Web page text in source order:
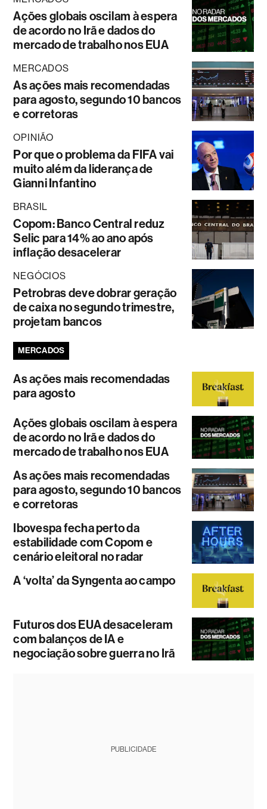
Ações globais oscilam à espera
de acordo no Irã e dados do
mercado de trabalho nos EUA
MERCADOS
As ações mais recomendadas
para agosto, segundo 10 bancos
e corretoras
OPINIÃO
Por que o problema da FIFA vai
muito além da liderança de
Gianni Infantino
BRASIL
Copom: Banco Central reduz
Selic para 14% ao ano após
inflação desacelerar
NEGÓCIOS
Petrobras deve dobrar geração
de caixa no segundo trimestre,
projetam bancos
MERCADOS
As ações mais recomendadas
para agosto
Ações globais oscilam à espera
de acordo no Irã e dados do
mercado de trabalho nos EUA
As ações mais recomendadas
para agosto, segundo 10 bancos
e corretoras
Ibovespa fecha perto da
estabilidade com Copom e
cenário eleitoral no radar
A ‘volta’ da Syngenta ao campo
Futuros dos EUA desaceleram
com balanços de IA e
negociação sobre guerra no Irã
PUBLICIDADE